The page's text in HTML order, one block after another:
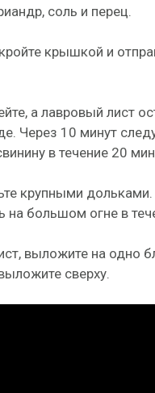
соль и перец.
крышкой и
а лавровый лист
Через 10 минут
в течение 20
крупными
на большом огне в
выложите на одно
сверху.